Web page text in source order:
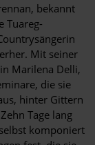
bekannt
Tuareg-
Mit seiner
Marilena Delli,
die sie
hinter Gittern
Tage lang
komponiert